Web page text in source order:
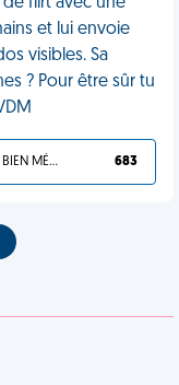
et lui envoie
visibles. Sa
? Pour être sûr tu
TU L'AS BIEN MÉRITÉ 683